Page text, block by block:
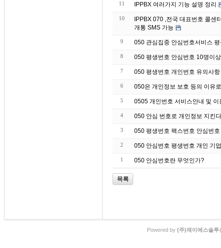
11 IPPBX 여러가지 기능 설명 정리
10
IPPBX 070 ,전국 대표번호 콜센
개통 SMS 가능
9 050 관심집중 안심번호서비스
8 050 평생번호 안심번호 10명이
7 050 평생번호 개인번호 유의사항
6 050은 개인정보 보호 등의 이유
5 0505 개인번호 서비스안내 및 이
4 050 안심 번호로 개인정보 지킨다
3 050 평생번호 팩스번호 안심번호
2 050 안심번호 평생번호 개인 기
1 050 안심번호란 무엇인가?
목록
Powered by (주)제이에스솔루